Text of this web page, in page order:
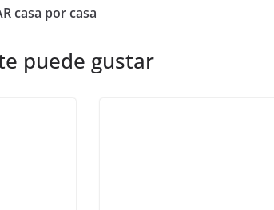
casa por casa
puede gustar